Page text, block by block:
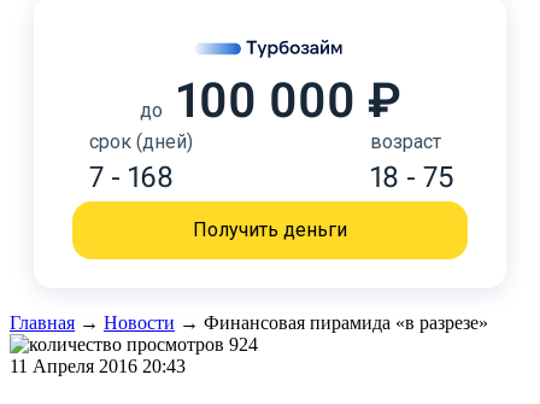
до 100 000 ₽
срок (дней)
7 - 168
возраст
18 - 75
Получить деньги
Главная → Новости → Финансовая пирамида «в разрезе»
924
11 Апреля 2016 20:43